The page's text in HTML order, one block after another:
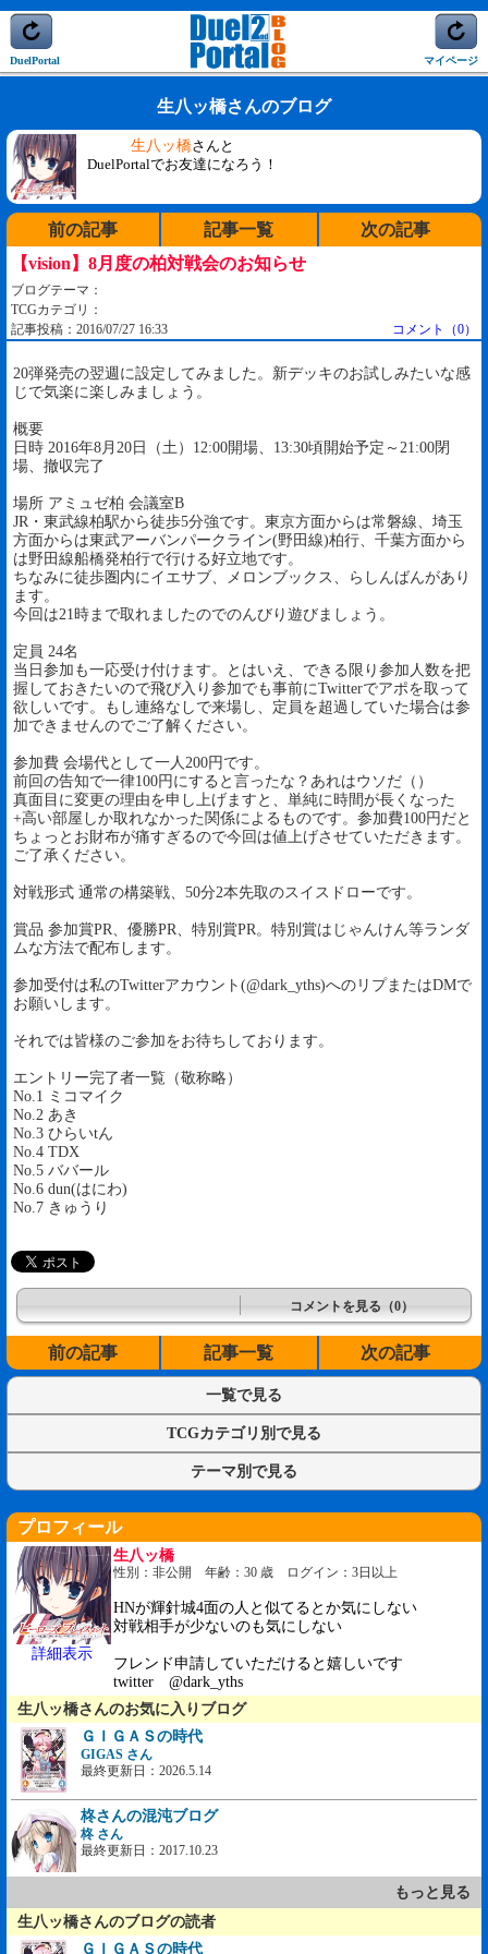
DuelPortal マイページ
生八ッ橋さんのブログ
生八ッ橋さんと
DuelPortalでお友達になろう！
前の記事 記事一覧
次の記事
【vision】8月度の柏対戦会のお知らせ
ブログテーマ：
TCGカテゴリ：
記事投稿：2016/07/27 16:33
コメント（0）
20弾発売の翌週に設定してみました。新デッキのお試しみたいな感
じで気楽に楽しみましょう。
概要
日時 2016年8月20日（土）12:00開場、13:30頃開始予定～21:00閉
場、撤収完了
場所 アミュゼ柏 会議室B
JR・東武線柏駅から徒歩5分強です。東京方面からは常磐線、埼玉
方面からは東武アーバンパークライン(野田線)柏行、千葉方面から
は野田線船橋発柏行で行ける好立地です。
ちなみに徒歩圏内にイエサブ、メロンブックス、らしんばんがあり
ます。
今回は21時まで取れましたのでのんびり遊びましょう。
定員 24名
当日参加も一応受け付けます。とはいえ、できる限り参加人数を把
握しておきたいので飛び入り参加でも事前にTwitterでアポを取って
欲しいです。もし連絡なしで来場し、定員を超過していた場合は参
加できませんのでご了解ください。
参加費 会場代として一人200円です。
前回の告知で一律100円にすると言ったな？あれはウソだ（）
真面目に変更の理由を申し上げますと、単純に時間が長くなった
+高い部屋しか取れなかった関係によるものです。参加費100円だと
ちょっとお財布が痛すぎるので今回は値上げさせていただきます。
ご了承ください。
対戦形式 通常の構築戦、50分2本先取のスイスドローです。
賞品 参加賞PR、優勝PR、特別賞PR。特別賞はじゃんけん等ランダ
ムな方法で配布します。
参加受付は私のTwitterアカウント(@dark_yths)へのリプまたはDMで
お願いします。
それでは皆様のご参加をお待ちしております。
エントリー完了者一覧（敬称略）
No.1 ミコマイク
No.2 あき
No.3 ひらいtん
No.4 TDX
No.5 ババール
No.6 dun(はにわ)
No.7 きゅうり
コメントを見る（0）
前の記事 記事一覧 次の記事
一覧で見る
TCGカテゴリ別で見る
テーマ別で見る
プロフィール
詳細表示
生八ッ橋
性別：非公開 年齢：30 歳 ログイン：3日以上
HNが輝針城4面の人と似てるとか気にしない
対戦相手が少ないのも気にしない
フレンド申請していただけると嬉しいです
twitter @dark_yths
生八ッ橋さんのお気に入りブログ
ＧＩＧＡＳの時代
GIGAS さん
最終更新日：2026.5.14
柊さんの混沌ブログ
柊 さん
最終更新日：2017.10.23
もっと見る
生八ッ橋さんのブログの読者
ＧＩＧＡＳの時代